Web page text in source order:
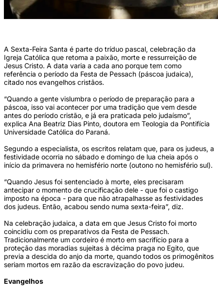
A Sexta-Feira Santa é parte do tríduo pascal, celebração da
Igreja Católica que retoma a paixão, morte e ressurreição de
Jesus Cristo. A data varia a cada ano porque tem como
referência o período da Festa de Pessach (páscoa judaica),
citado nos evangelhos cristãos.
“Quando a gente vislumbra o período de preparação para a
páscoa, isso vai acontecer por uma tradição que vem desde
antes do período cristão, e já era praticada pelo judaísmo”,
explica Ana Beatriz Dias Pinto, doutora em Teologia da Pontifícia
Universidade Católica do Paraná.
Segundo a especialista, os escritos relatam que, para os judeus, a
festividade ocorria no sábado e domingo de lua cheia após o
início da primavera no hemisfério norte (outono no hemisfério sul).
“Quando Jesus foi sentenciado à morte, eles precisaram
antecipar o momento de crucificação dele - que foi o castigo
imposto na época - para que não atrapalhasse as festividades
dos judeus. Então, acabou sendo numa sexta-feira”, diz.
Na celebração judaica, a data em que Jesus Cristo foi morto
coincidiu com os preparativos da Festa de Pessach.
Tradicionalmente um cordeiro é morto em sacrifício para a
proteção das moradias sujeitas à décima praga no Egito, que
previa a descida do anjo da morte, quando todos os primogênitos
seriam mortos em razão da escravização do povo judeu.
Evangelhos